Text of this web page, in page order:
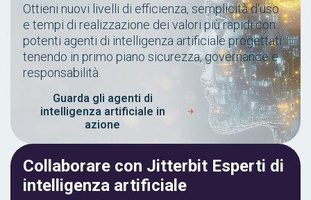
Ottieni nuovi livelli di efficienza, semplicità d'uso
e tempi di realizzazione dei valori più rapidi con
potenti agenti di intelligenza artificiale progettati
tenendo in primo piano sicurezza, governance e
responsabilità.
Guarda gli agenti di
intelligenza artificiale in
azione
Collaborare con Jitterbit Esperti di
intelligenza artificiale